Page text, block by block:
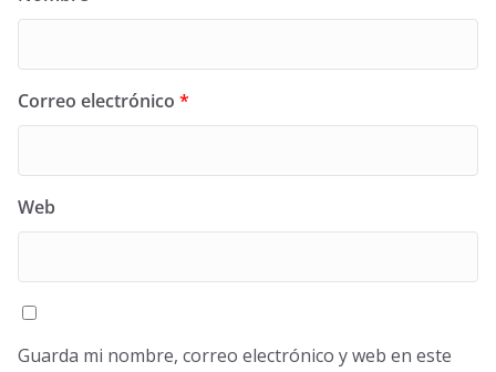
Correo electrónico *
Web
Guarda mi nombre, correo electrónico y web en este